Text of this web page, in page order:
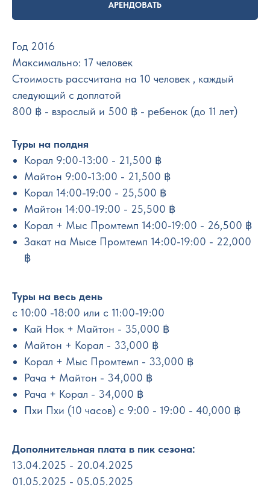
АРЕНДОВАТЬ
Год 2016
Максимально: 17 человек
Стоимость рассчитана на 10 человек , каждый
следующий с доплатой
800 ฿ - взрослый и 500 ฿ - ребенок (до 11 лет)
Туры на полдня
Корал 9:00-13:00 - 21,500 ฿
Майтон 9:00-13:00 - 21,500 ฿
Корал 14:00-19:00 - 25,500 ฿
Майтон 14:00-19:00 - 25,500 ฿
Корал + Мыс Промтемп 14:00-19:00 - 26,500 ฿
Закат на Мысе Промтемп 14:00-19:00 - 22,000
฿
Туры на весь день
с 10:00 -18:00 или с 11:00-19:00
Кай Нок + Майтон - 35,000 ฿
Майтон + Корал - 33,000 ฿
Корал + Мыс Промтемп - 33,000 ฿
Рача + Майтон - 34,000 ฿
Рача + Корал - 34,000 ฿
Пхи Пхи (10 часов) с 9:00 - 19:00 - 40,000 ฿
Дополнительная плата в пик сезона:
13.04.2025 - 20.04.2025
01.05.2025 - 05.05.2025